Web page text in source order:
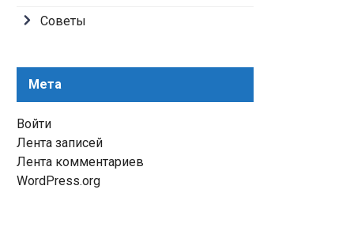
Советы
Мета
Войти
Лента записей
Лента комментариев
WordPress.org